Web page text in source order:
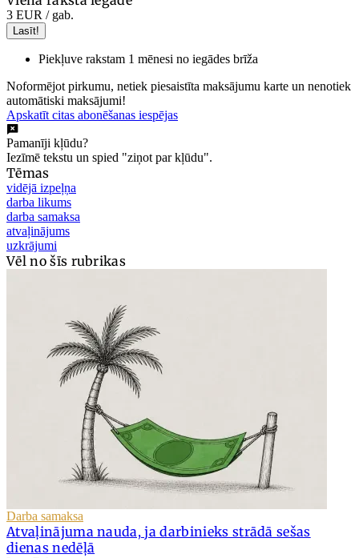
3 EUR / gab.
Lasīt!
Piekļuve rakstam 1 mēnesi no iegādes brīža
Noformējot pirkumu, netiek piesaistīta maksājumu karte un nenotiek
automātiski maksājumi!
Apskatīt citas abonēšanas iespējas
Pamanīji kļūdu?
Iezīmē tekstu un spied "ziņot par kļūdu".
Tēmas
vidējā izpeļņa
darba likums
darba samaksa
atvaļinājums
uzkrājumi
Vēl no šīs rubrikas
Darba samaksa
Atvaļinājuma nauda, ja darbinieks strādā sešas
dienas nedēļā